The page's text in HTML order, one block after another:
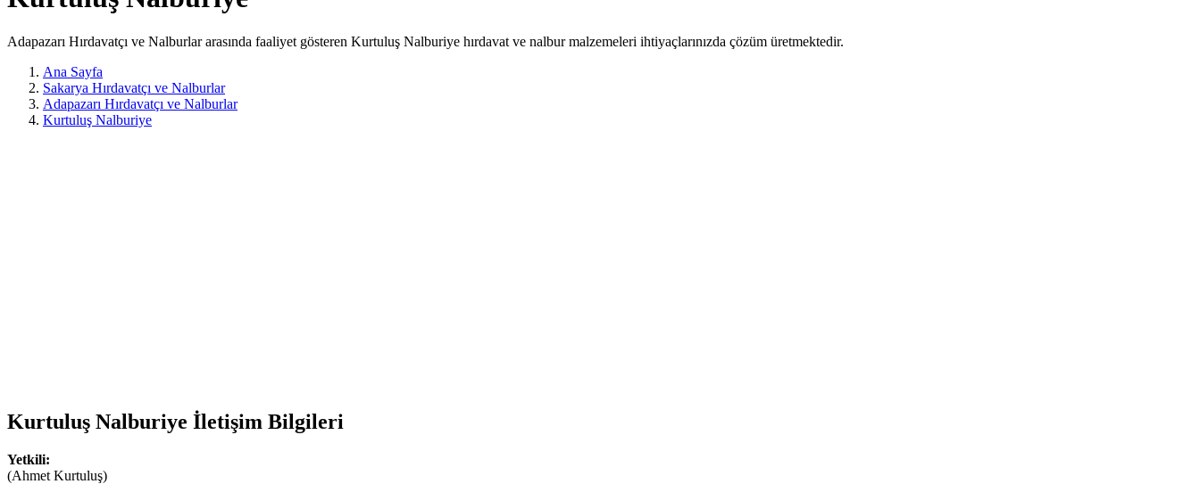
Adapazarı Hırdavatçı ve Nalburlar arasında faaliyet gösteren Kurtuluş Nalburiye hırdavat ve nalbur malzemeleri ihtiyaçlarınızda çözüm üretmektedir.
Ana Sayfa
Sakarya Hırdavatçı ve Nalburlar
Adapazarı Hırdavatçı ve Nalburlar
Kurtuluş Nalburiye
Kurtuluş Nalburiye İletişim Bilgileri
Yetkili:
(Ahmet Kurtuluş)